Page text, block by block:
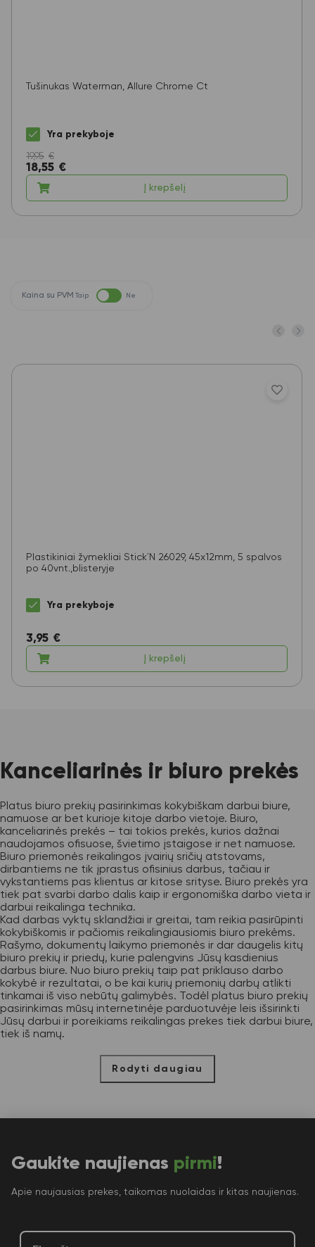
Tušinukas Waterman, Allure Chrome Ct
Yra prekyboje
19,95 €
18,55 €
Į krepšelį
Kaina su PVM Taip Ne
Plastikiniai žymekliai Stick´N 26029, 45x12mm, 5 spalvos
po 40vnt.,blisteryje
Yra prekyboje
3,95 €
Į krepšelį
Kanceliarinės ir biuro prekės
Platus biuro prekių pasirinkimas kokybiškam darbui biure,
namuose ar bet kurioje kitoje darbo vietoje. Biuro,
kanceliarinės prekės – tai tokios prekės, kurios dažnai
naudojamos ofisuose, švietimo įstaigose ir net namuose.
Biuro priemonės reikalingos įvairių sričių atstovams,
dirbantiems ne tik įprastus ofisinius darbus, tačiau ir
vykstantiems pas klientus ar kitose srityse. Biuro prekės yra
tiek pat svarbi darbo dalis kaip ir ergonomiška darbo vieta ir
darbui reikalinga technika.
Kad darbas vyktų sklandžiai ir greitai, tam reikia pasirūpinti
kokybiškomis ir pačiomis reikalingiausiomis biuro prekėms.
Rašymo, dokumentų laikymo priemonės ir dar daugelis kitų
biuro prekių ir priedų, kurie palengvins Jūsų kasdienius
darbus biure. Nuo biuro prekių taip pat priklauso darbo
kokybė ir rezultatai, o be kai kurių priemonių darbų atlikti
tinkamai iš viso nebūtų galimybės. Todėl platus biuro prekių
pasirinkimas mūsų internetinėje parduotuvėje leis išsirinkti
Jūsų darbui ir poreikiams reikalingas prekes tiek darbui biure,
tiek iš namų.
Rodyti daugiau
Gaukite naujienas pirmi!
Apie naujausias prekes, taikomas nuolaidas ir kitas naujienas.